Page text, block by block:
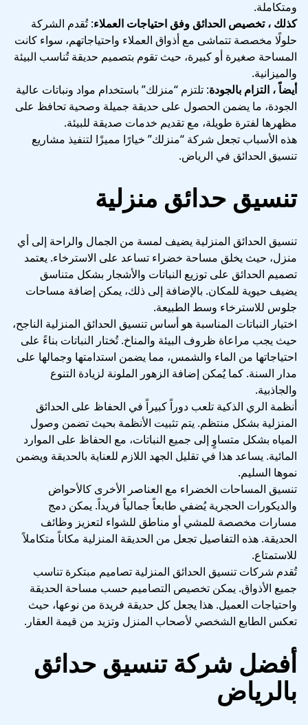
ومتكاملة.
كذلك ، تخصيص الحدائق وفق احتياجات العملاء: تُقدم الشركة
حلولًا مخصصة تتماشى مع أذواق العملاء واحتياجاتهم، سواء كانت
المساحة صغيرة أو كبيرة، حيث تقوم بتصميم حديقة تُناسب البيئة
والميزانية.
أيضاً ، التزام بالجودة: تلتزم “منزلك” باستخدام مواد ونباتات عالية
الجودة، ما يضمن الحصول على حديقة جميلة وصحية تحافظ على
مظهرها لفترة طويلة، مع تقديم خدمات صديقة للبيئة.
هذه الأسباب تجعل شركة “منزلك” خيارًا مميزًا لتنفيذ مشاريع
تنسيق الحدائق في الرياض.
تنسيق حدائق منزلية
تنسيق الحدائق المنزلية يضيف لمسة من الجمال والراحة إلى أي
منزل، حيث يخلق مساحة خضراء تساعد على الاسترخاء. يعتمد
تصميم الحدائق على توزيع النباتات والأشجار بشكل متناسق
يضيف حيوية للمكان. بالإضافة إلى ذلك، يمكن إضافة مساحات
جلوس للاسترخاء وسط الطبيعة.
اختيار النباتات المناسبة هو أساس تنسيق الحدائق المنزلية الناجح،
حيث يجب مراعاة ظروف البيئة والمناخ. تُختار النباتات بناءً على
احتياجاتها من الماء والشمس، مما يضمن استدامتها وجمالها على
مدار السنة. كما يُمكن إضافة الزهور الملونة لزيادة التنوع
والجاذبية.
أنظمة الري الذكية تلعب دوراً كبيراً في الحفاظ على الحدائق
المنزلية بشكل منتظم. يتم تثبيت الأنظمة بحيث تضمن وصول
المياه بشكل متساوٍ إلى جميع النباتات، مع الحفاظ على الموارد
المائية. يساعد هذا في تقليل الجهد اللازم للعناية بالحديقة ويضمن
نموها السليم.
تنسيق المساحات الخضراء مع العناصر الأخرى كالأحواض
والديكورات الحجرية يُضفي طابعاً جمالياً فريداً. يمكن دمج
مسارات مخصصة للمشي أو مناطق للشواء لتعزيز وظائف
الحديقة. هذه التفاصيل تجعل من الحديقة المنزلية مكاناً متكاملاً
للاستمتاع.
تُقدم شركات تنسيق الحدائق المنزلية تصاميم مبتكرة تناسب
جميع الأذواق. يمكن تخصيص التصاميم حسب مساحة الحديقة
واحتياجات العميل. هذا يجعل كل حديقة فريدة من نوعها، حيث
تعكس الطابع الشخصي لأصحاب المنزل وتزيد من قيمة العقار.
أفضل شركة تنسيق حدائق
بالرياض